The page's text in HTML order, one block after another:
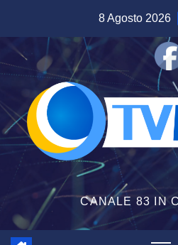
contenuto
8 Agosto 2026
CANALE 83 IN